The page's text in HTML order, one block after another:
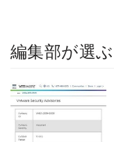
編集部が選